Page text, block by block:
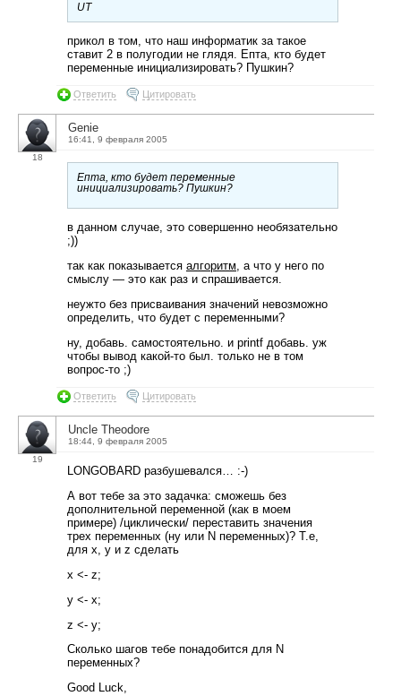
UT
прикол в том, что наш информатик за такое
ставит 2 в полугодии не глядя. Епта, кто будет
переменные инициализировать? Пушкин?
Ответить Цитировать
18
Genie
16:41, 9 февраля 2005
Епта, кто будет переменные
инициализировать? Пушкин?
в данном случае, это совершенно необязательно
;))
так как показывается алгоритм, а что у него по
смыслу — это как раз и спрашивается.
неужто без присваивания значений невозможно
определить, что будет с переменными?
ну, добавь. самостоятельно. и printf добавь. уж
чтобы вывод какой-то был. только не в том
вопрос-то ;)
Ответить Цитировать
19
Uncle Theodore
18:44, 9 февраля 2005
LONGOBARD разбушевался… :-)
А вот тебе за это задачка: сможешь без
дополнительной переменной (как в моем
примере) /циклически/ переставить значения
трех переменных (ну или N переменных)? Т.е,
для x, y и z сделать
x <- z;
y <- x;
z <- y;
Сколько шагов тебе понадобится для N
переменных?
Good Luck,